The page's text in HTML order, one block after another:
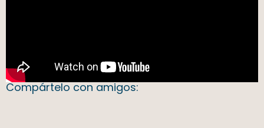
Compártelo con amigos: